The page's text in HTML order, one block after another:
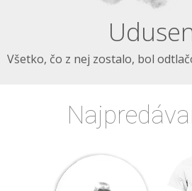
Všetko, čo z nej zostalo, bol